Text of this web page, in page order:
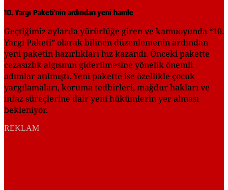
10. Yargı Paketi'nin ardından yeni hamle
Geçtiğimiz aylarda yürürlüğe giren ve kamuoyunda “10.
Yargı Paketi” olarak bilinen düzenlemenin ardından
yeni paketin hazırlıkları hız kazandı. Önceki pakette
cezasızlık algısının giderilmesine yönelik önemli
adımlar atılmıştı. Yeni pakette ise özellikle çocuk
yargılamaları, koruma tedbirleri, mağdur hakları ve
infaz süreçlerine dair yeni hükümlerin yer alması
bekleniyor.
REKLAM